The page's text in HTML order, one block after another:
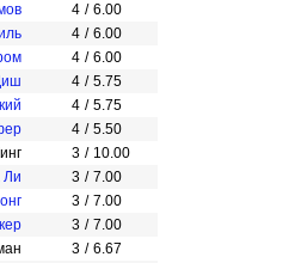
4 / 6.00
4 / 6.00
4 / 6.00
4 / 5.75
4 / 5.75
4 / 5.50
3 / 10.00
Ли 3 / 7.00
3 / 7.00
3 / 7.00
3 / 6.67